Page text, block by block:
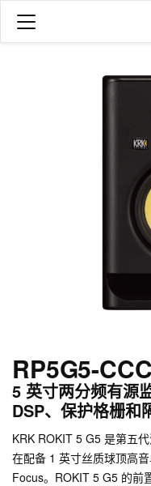
RP5G5-CCC
5 英寸两分频有源
DSP、保护格栅和
KRK ROKIT 5 G5 是第五
在配备 1 英寸丝质球顶高
Focus。ROKIT 5 G5 的前